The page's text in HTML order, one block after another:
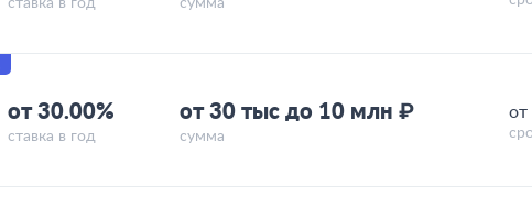
ставка в год сумма
от 30.00%
ставка в год
от 30 тыс до 10 млн ₽
сумма
от